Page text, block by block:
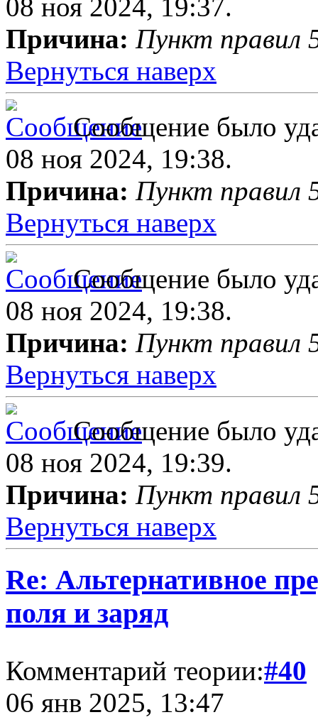
08 ноя 2024, 19:37.
Причина: Пункт правил
Вернуться наверх
Сообщение было
08 ноя 2024, 19:38.
Причина: Пункт правил
Вернуться наверх
Сообщение было
08 ноя 2024, 19:38.
Причина: Пункт правил
Вернуться наверх
Сообщение было
08 ноя 2024, 19:39.
Причина: Пункт правил
Вернуться наверх
Re: Альтернативное
поля и заряд
Комментарий теории:#40
06 янв 2025, 13:47